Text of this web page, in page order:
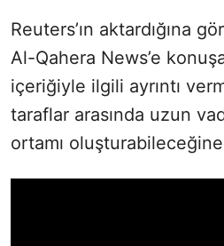
Reuters’ın aktardığına
Al-Qahera News’e
içeriğiyle ilgili ayrıntı
taraflar arasında uzun
ortamı